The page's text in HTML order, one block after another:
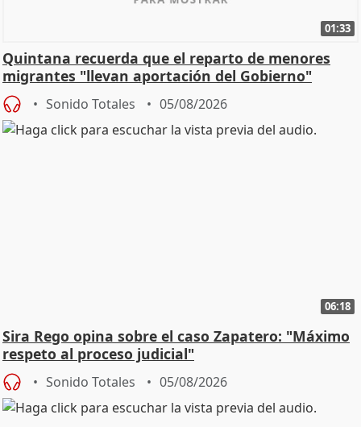
01:33
Quintana recuerda que el reparto de menores
migrantes "llevan aportación del Gobierno"
central
Sonido Totales 05/08/2026
06:18
Sira Rego opina sobre el caso Zapatero: "Máximo
respeto al proceso judicial"
Sonido Totales 05/08/2026